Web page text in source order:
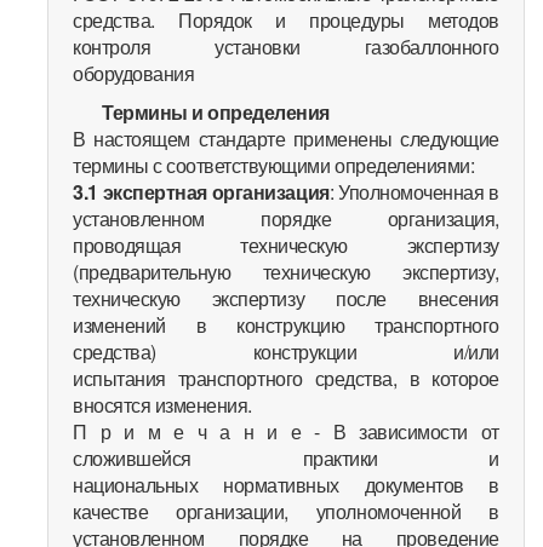
средства. Порядок и процедуры методов
контроля установки газобаллонного
оборудования
Термины и определения
В настоящем стандарте применены следующие
термины с соответствующими определениями:
3.1 экспертная организация: Уполномоченная в
установленном порядке организация,
проводящая техническую экспертизу
(предварительную техническую экспертизу,
техническую экспертизу после внесения
изменений в конструкцию транспортного
средства) конструкции и/или
испытания транспортного средства, в которое
вносятся изменения.
П р и м е ч а н и е - В зависимости от
сложившейся практики и
национальных нормативных документов в
качестве организации, уполномоченной в
установленном порядке на проведение